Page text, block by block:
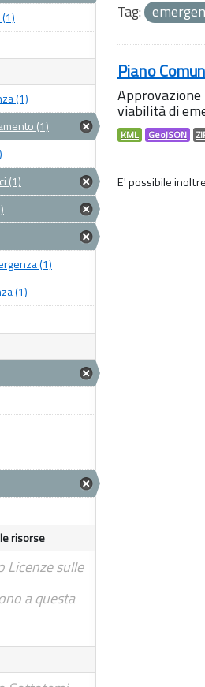
Tag:
Piano
viabilità di
KML GeoJSON
E' possibile
(1)
(1)
(1)
(1)
(1)
risorse
Licenze sulle
a questa